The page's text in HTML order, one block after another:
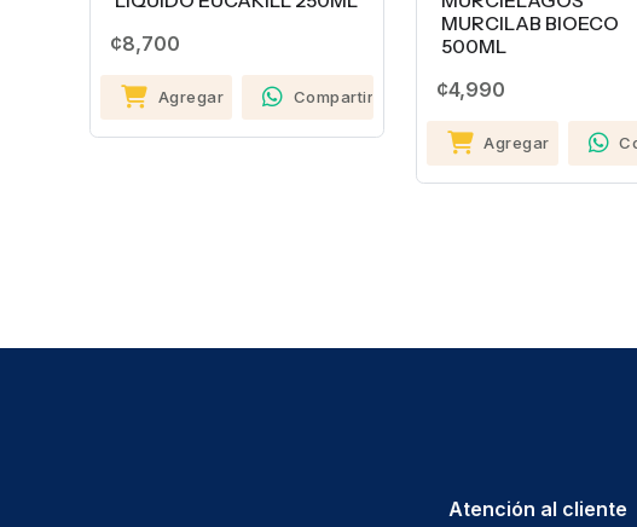
¢8,700
Agregar Compartir
MURCILAB BIOECO
500ML
¢4,990
Agregar
Atención al cliente